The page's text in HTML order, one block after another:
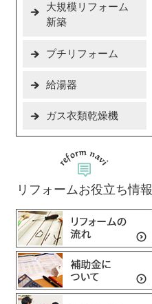
大規模リフォーム
新築
プチリフォーム
給湯器
ガス衣類乾燥機
リフォームお役立ち情報